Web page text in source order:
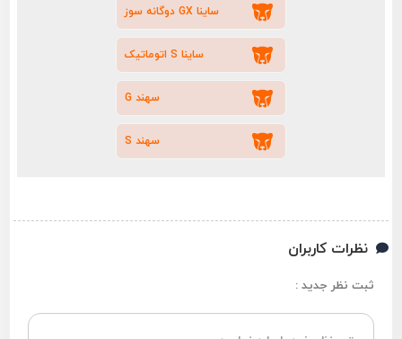
ساینا GX دوگانه سوز
ساینا S اتوماتیک
سهند G
سهند S
نظرات کاربران
ثبت نظر جدید :